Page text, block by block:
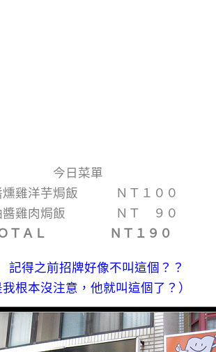
今日菜單
燻雞洋芋焗飯 ＮＴ１００
醬雞肉焗飯 ＮＴ ９０
ＯＴＡＬ ＮＴ１９０
得之前招牌好像不叫這個？？
我根本沒注意，他就叫這個了？）